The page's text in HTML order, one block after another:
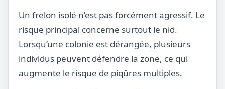
Un frelon isolé n’est pas forcément agressif. Le
risque principal concerne surtout le nid.
Lorsqu’une colonie est dérangée, plusieurs
individus peuvent défendre la zone, ce qui
augmente le risque de piqûres multiples.